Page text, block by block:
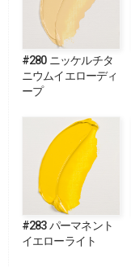
#280 ニッケルチタ
ニウムイエローディ
ープ
#283 パーマネント
イエローライト